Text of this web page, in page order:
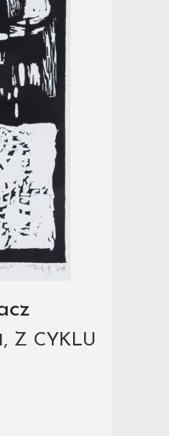
Z CYKLU